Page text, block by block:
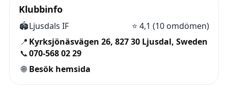
Klubbinfo
🏟️Ljusdals IF ⭐ 4,1 (10 omdömen)
📍 Kyrksjönäsvägen 26, 827 30 Ljusdal, Sweden
📞070-568 02 29
🌐 Besök hemsida